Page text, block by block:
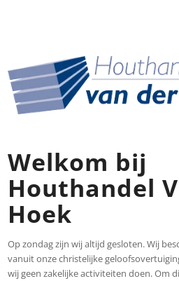
Welkom bij
Houthandel
Hoek
Op zondag zijn wij altijd gesloten. Wij
vanuit onze christelijke
wij geen zakelijke activiteiten doen. Om